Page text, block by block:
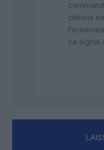
chinois
ce signal